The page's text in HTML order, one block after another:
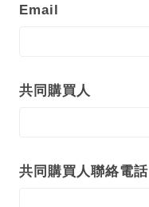
Email
共同購買人
共同購買人聯絡電話